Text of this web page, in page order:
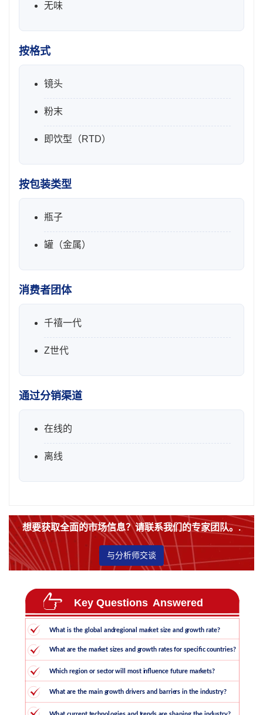
无味
按格式
镜头
粉末
即饮型（RTD）
按包装类型
瓶子
罐（金属）
消费者团体
千禧一代
Z世代
通过分销渠道
在线的
离线
想要获取全面的市场信息？请联系我们的专家团队。.
与分析师交谈